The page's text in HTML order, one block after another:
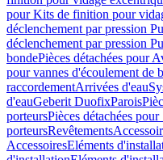
pour Kits de finition pour
déclenchement par pression
déclenchement par pression
bondePièces détachées pour
pour vannes d'écoulement de
raccordementArrivées d'eau
d'eauGeberit DuofixParois
porteursPièces détachées pour
porteursRevêtements
AccessoiresEléments